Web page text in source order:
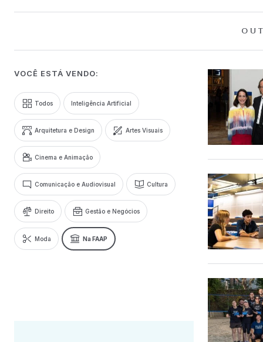
VOCÊ ESTÁ VENDO:
Todos Inteligência Artificial
Arquitetura e Design Artes Visuais
Cinema e Animação
Comunicação e Audiovisual Cultura
Direito Gestão e Negócios
Moda Na FAAP